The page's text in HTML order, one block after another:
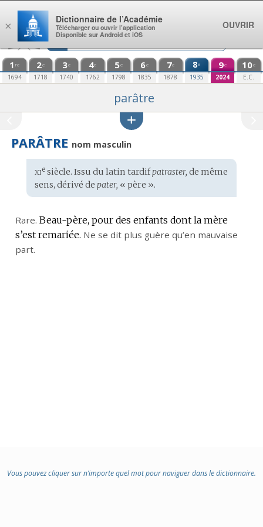
Aller au contenu
1 re
1694
2e
1718
3e
1740
4e
1762
5e
1798
6e
1835
7e
1878
8e
1935
9e
2024
10e
E.C.
parâtre
PARÂTRE nom masculin
Étymologie
:
xiesiècle. Issu du latin tardifpatraster, de même
sens, dérivé de pater, « père ».
Rare. Beau-père, pour des enfants dont la mère
s’est remariée. Ne se dit plus guère qu’en mauvaise
part.
Vous pouvez cliquer sur n’importe quel mot pour naviguer dans le dictionnaire.
×
Dictionnaire de l’Académie
Télécharger ou ouvrir l’application
Disponible sur Android et iOS
OUVRIR